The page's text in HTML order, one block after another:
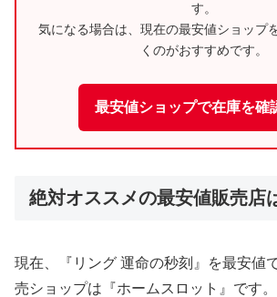
す。
気になる場合は、現在の最安値ショップ
くのがおすすめです。
最安値ショップで在庫を確
絶対オススメの最安値販売店
現在、『リング 運命の秒刻』を最安値
売ショップは『ホームスロット』です。